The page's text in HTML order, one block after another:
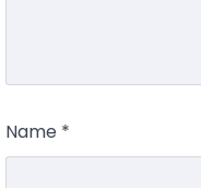
Name *